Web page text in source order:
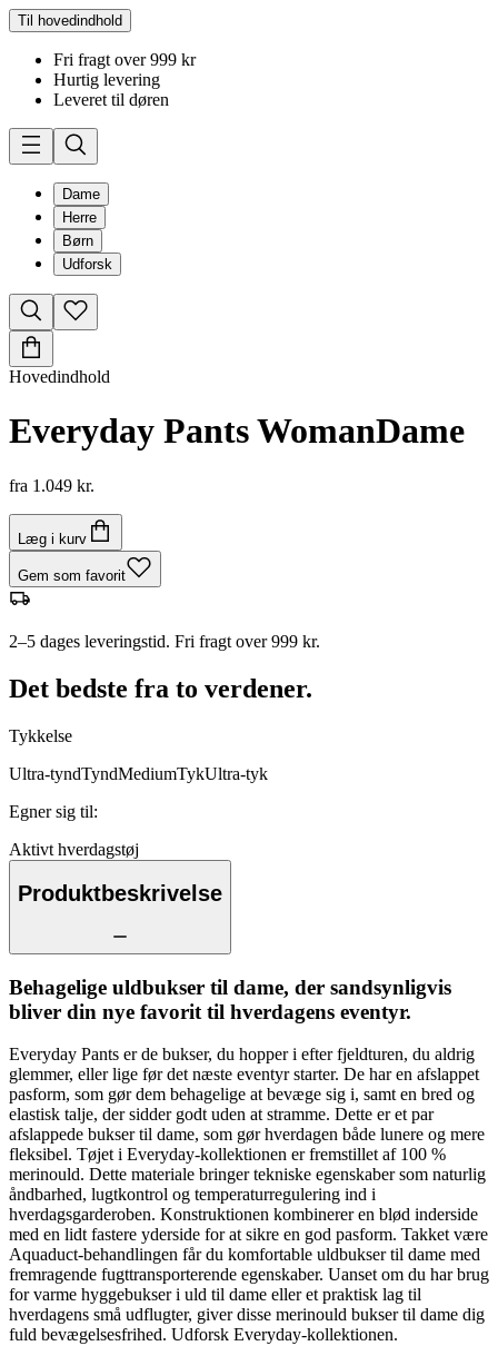
Til hovedindhold
Fri fragt over 999 kr
Hurtig levering
Leveret til døren
Dame
Herre
Børn
Udforsk
Hovedindhold
Everyday Pants WomanDame
fra 1.049 kr.
Læg i kurv
Gem som favorit
2–5 dages leveringstid. Fri fragt over 999 kr.
Det bedste fra to verdener.
Tykkelse
Ultra-tyndTyndMediumTykUltra-tyk
Egner sig til:
Aktivt hverdagstøj
Produktbeskrivelse
Behagelige uldbukser til dame, der sandsynligvis
bliver din nye favorit til hverdagens eventyr.
Everyday Pants er de bukser, du hopper i efter fjeldturen, du aldrig
glemmer, eller lige før det næste eventyr starter. De har en afslappet
pasform, som gør dem behagelige at bevæge sig i, samt en bred og
elastisk talje, der sidder godt uden at stramme. Dette er et par
afslappede bukser til dame, som gør hverdagen både lunere og mere
fleksibel. Tøjet i Everyday-kollektionen er fremstillet af 100 %
merinould. Dette materiale bringer tekniske egenskaber som naturlig
åndbarhed, lugtkontrol og temperaturregulering ind i
hverdagsgarderoben. Konstruktionen kombinerer en blød inderside
med en lidt fastere yderside for at sikre en god pasform. Takket være
Aquaduct-behandlingen får du komfortable uldbukser til dame med
fremragende fugttransporterende egenskaber. Uanset om du har brug
for varme hyggebukser i uld til dame eller et praktisk lag til
hverdagens små udflugter, giver disse merinould bukser til dame dig
fuld bevægelsesfrihed. Udforsk Everyday-kollektionen.